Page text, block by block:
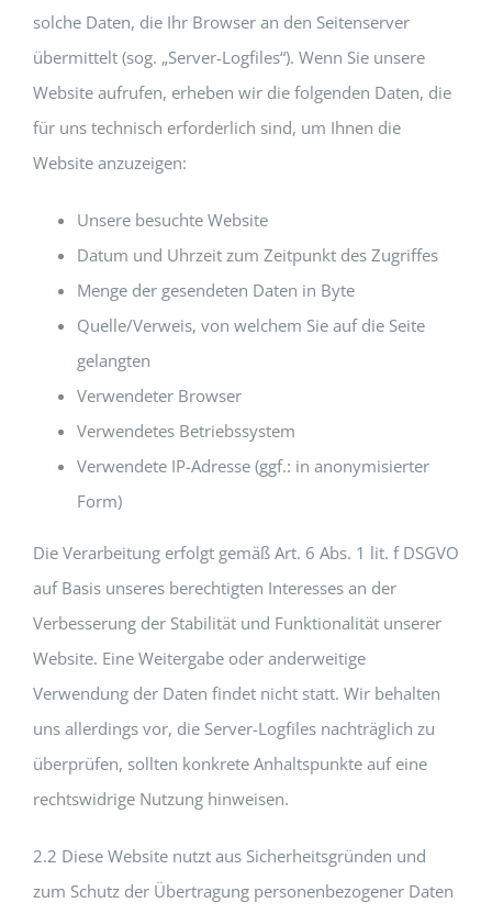
solche Daten, die Ihr Browser an den Seitenserver
übermittelt (sog. „Server-Logfiles“). Wenn Sie unsere
Website aufrufen, erheben wir die folgenden Daten, die
für uns technisch erforderlich sind, um Ihnen die
Website anzuzeigen:
Unsere besuchte Website
Datum und Uhrzeit zum Zeitpunkt des Zugriffes
Menge der gesendeten Daten in Byte
Quelle/Verweis, von welchem Sie auf die Seite
gelangten
Verwendeter Browser
Verwendetes Betriebssystem
Verwendete IP-Adresse (ggf.: in anonymisierter
Form)
Die Verarbeitung erfolgt gemäß Art. 6 Abs. 1 lit. f DSGVO
auf Basis unseres berechtigten Interesses an der
Verbesserung der Stabilität und Funktionalität unserer
Website. Eine Weitergabe oder anderweitige
Verwendung der Daten findet nicht statt. Wir behalten
uns allerdings vor, die Server-Logfiles nachträglich zu
überprüfen, sollten konkrete Anhaltspunkte auf eine
rechtswidrige Nutzung hinweisen.
2.2 Diese Website nutzt aus Sicherheitsgründen und
zum Schutz der Übertragung personenbezogener Daten